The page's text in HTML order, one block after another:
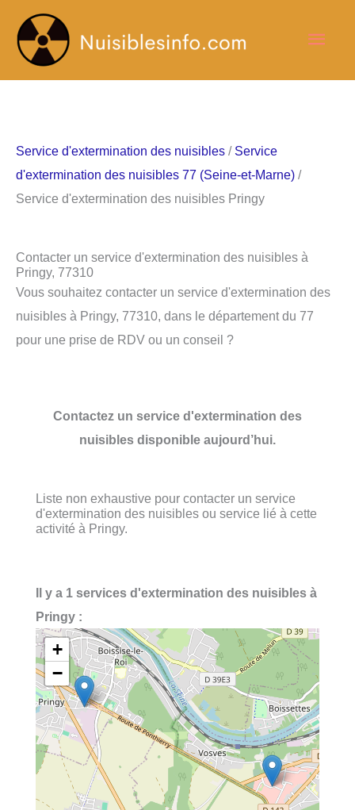
contenu
Service d'extermination des nuisibles / Service
d'extermination des nuisibles 77 (Seine-et-Marne) /
Service d'extermination des nuisibles Pringy
Contacter un service d'extermination des nuisibles à
Pringy, 77310
Vous souhaitez contacter un service d'extermination des
nuisibles à Pringy, 77310, dans le département du 77
pour une prise de RDV ou un conseil ?
Contactez un service d'extermination des
nuisibles disponible aujourd’hui.
Liste non exhaustive pour contacter un service
d'extermination des nuisibles ou service lié à cette
activité à Pringy.
Il y a 1 services d'extermination des nuisibles à
Pringy :
+
−